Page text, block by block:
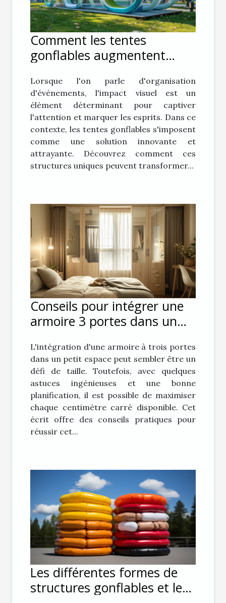
Comment les tentes
gonflables augmentent
d'événements
Lorsque l'on parle d'organisation
d'événements, l'impact visuel est un
élément déterminant pour captiver
l'attention et marquer les esprits. Dans ce
contexte, les tentes gonflables s'imposent
comme une solution innovante et
attrayante. Découvrez comment ces
structures uniques peuvent transformer...
Conseils pour intégrer une
armoire 3 portes dans un
L'intégration d'une armoire à trois portes
dans un petit espace peut sembler être un
défi de taille. Toutefois, avec quelques
astuces ingénieuses et une bonne
planification, il est possible de maximiser
chaque centimètre carré disponible. Cet
écrit offre des conseils pratiques pour
réussir cet...
Les différentes formes de
structures gonflables et leur